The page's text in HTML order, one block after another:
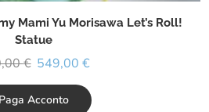
Mami Yu Morisawa Let’s Roll!
Statue
€ 549,00 €
Paga Acconto